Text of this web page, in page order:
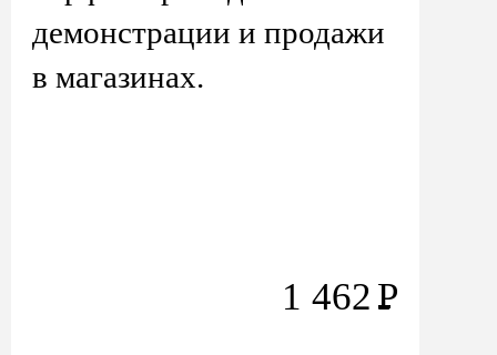
демонстрации и продажи
в магазинах.
1 462 Р